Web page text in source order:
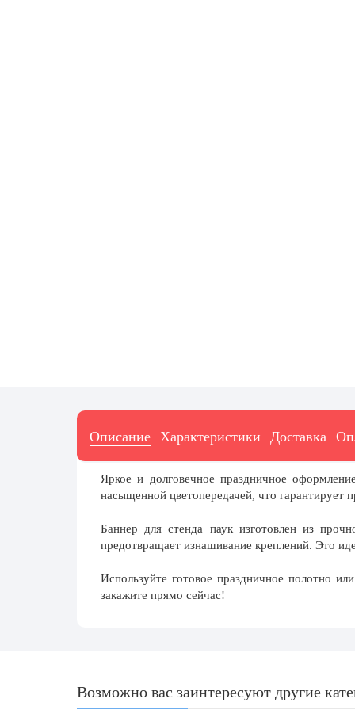
революции
10 ноября, День сотрудника органов
13 ноября, День Войск РХБЗ
19 ноября, День Ракетных Войск и
День матери (последнее воскресенье
5 декабря, День начала
контрнаступления советских войск
12 декабря, День конституции РФ
Описание Характеристики Доставка
Яркое и долговечное праздничное
насыщенной цветопередачей, что гарантирует
Баннер для стенда паук изготовлен из
предотвращает изнашивание креплений. Это
Используйте готовое праздничное полотно
закажите прямо сейчас!
Возможно вас заинтересуют другие